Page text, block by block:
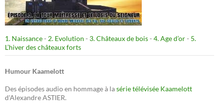
1. Naissance- 2. Evolution - 3. Châteaux de bois- 4. Age d’or- 5.
L’hiver des châteaux forts
Humour Kaamelott
Des épisodes audio en hommage à lasérie télévisée Kaamelott
d'Alexandre ASTIER.